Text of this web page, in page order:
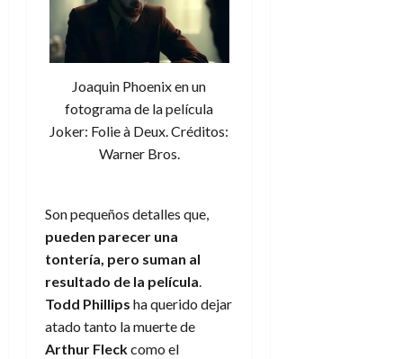
Joaquin Phoenix en un
fotograma de la película
Joker: Folie à Deux. Créditos:
Warner Bros.
Son pequeños detalles que,
pueden parecer una
tontería, pero suman al
resultado de la película.
Todd Phillips ha querido dejar
atado tanto la muerte de
Arthur Fleckcomo el